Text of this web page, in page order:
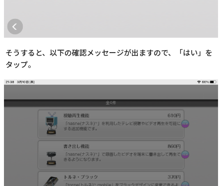
そうすると、以下の確認メッセージが出ますので、「はい」を
タップ。